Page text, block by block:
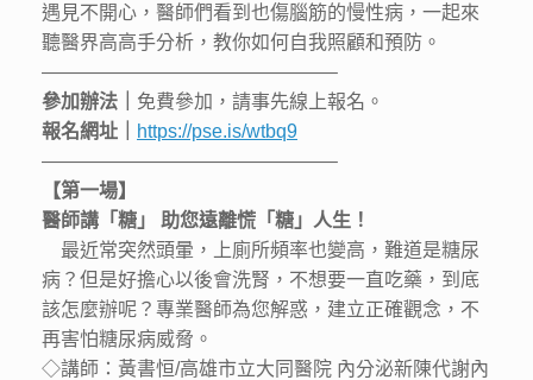
遇見不開心，醫師們看到也傷腦筋的慢性病，一起來
聽醫界高高手分析，教你如何自我照顧和預防。
———————————————–
參加辦法｜ 免費參加，請事先線上報名。
報名網址｜
https://pse.is/wtbq9
———————————————–
【第一場】
醫師講「糖」 助您遠離慌「糖」人生！
最近常突然頭暈，上廁所頻率也變高，難道是糖尿
病？但是好擔心以後會洗腎，不想要一直吃藥，到底
該怎麼辦呢？專業醫師為您解惑，建立正確觀念，不
再害怕糖尿病威脅。
◇講師：黃書恒/高雄市立大同醫院 內分泌新陳代謝內